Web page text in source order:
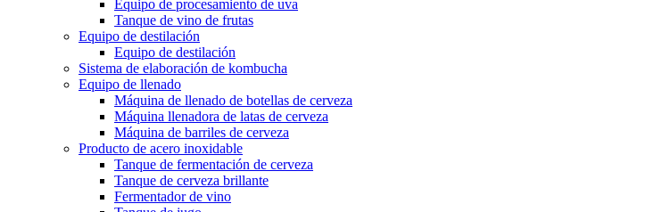
Equipo de procesamiento de uva
Tanque de vino de frutas
Equipo de destilación
Equipo de destilación
Sistema de elaboración de kombucha
Equipo de llenado
Máquina de llenado de botellas de cerveza
Máquina llenadora de latas de cerveza
Máquina de barriles de cerveza
Producto de acero inoxidable
Tanque de fermentación de cerveza
Tanque de cerveza brillante
Fermentador de vino